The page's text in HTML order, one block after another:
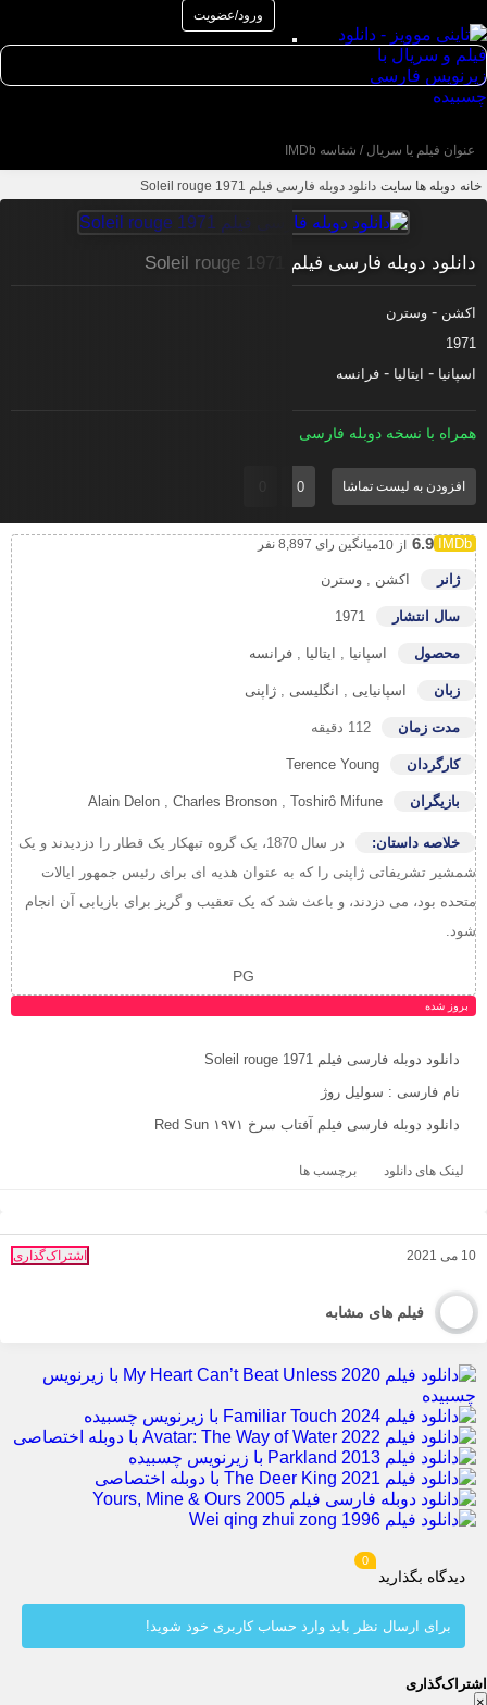
ورود/عضویت
خانه دوبله ها سایت دانلود دوبله فارسی فیلم Soleil rouge 1971
دانلود دوبله فارسی فیلم Soleil rouge 1971
اکشن - وسترن
1971
اسپانیا - ایتالیا - فرانسه
همراه با نسخه دوبله فارسی
افزودن به لیست تماشا 0
6.9 از 10 میانگین رای 8,897 نفر
ژانر اکشن , وسترن
سال انتشار 1971
محصول اسپانیا , ایتالیا , فرانسه
زبان اسپانیایی , انگلیسی , ژاپنی
مدت زمان 112 دقیقه
کارگردان Terence Young
بازیگران Alain Delon , Charles Bronson , Toshirô Mifune
خلاصه داستان:
در سال 1870، یک گروه تبهکار یک قطار را دزدیدند و یک
شمشیر تشریفاتی ژاپنی را که به عنوان هدیه ای برای رئیس جمهور ایالات
متحده بود، می دزدند، و باعث شد که یک تعقیب و گریز برای بازیابی آن انجام
شود.
PG
بروز‌ شده
دانلود دوبله فارسی فیلم Soleil rouge 1971
نام فارسی : سولیل روژ
دانلود دوبله فارسی فیلم آفتاب سرخ Red Sun ۱۹۷۱
لینک های دانلود برچسب ها
10 می 2021 اشتراک‌گذاری
فیلم های مشابه
دیدگاه بگذارید
0
برای ارسال نظر باید وارد حساب کاربری خود شوید!
اشتراک‌گذاری